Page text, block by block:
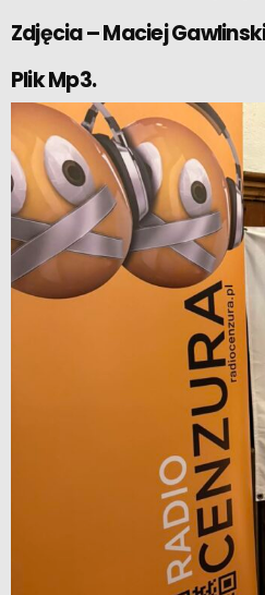
Zdjęcia – Maciej
Plik Mp3.